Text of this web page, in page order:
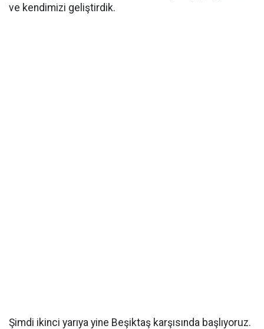
ve kendimizi geliştirdik.
Şimdi ikinci yarıya yine Beşiktaş karşısında başlıyoruz.